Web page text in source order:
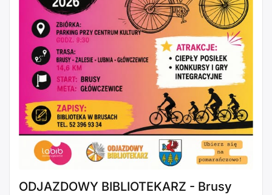
ODJAZDOWY BIBLIOTEKARZ - Brusy